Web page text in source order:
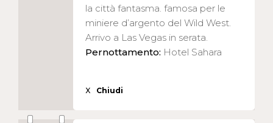
la città fantasma. famosa per le
miniere d’argento del Wild West.
Arrivo a Las Vegas in serata.
Pernottamento: Hotel Sahara
X Chiudi